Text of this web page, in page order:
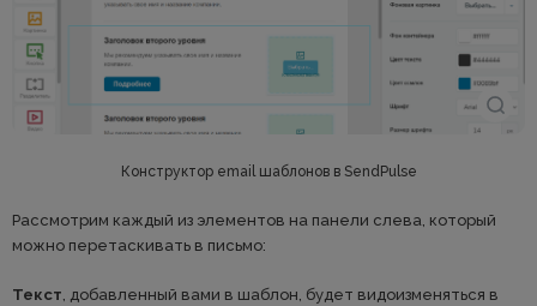
Конструктор email шаблонов в SendPulse
Рассмотрим каждый из элементов на панели слева, который
можно перетаскивать в письмо:
Текст, добавленный вами в шаблон, будет видоизменяться в